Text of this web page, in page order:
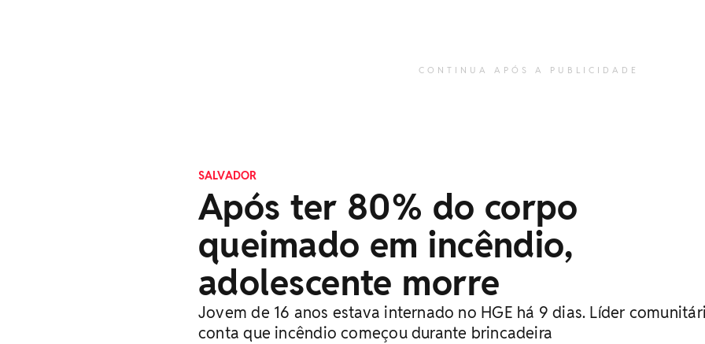
CONTINUA APÓS A PUBLICIDADE
SALVADOR
Após ter 80% do corpo
queimado em incêndio,
adolescente morre
Jovem de 16 anos estava internado no HGE há 9 dias. Líder
conta que incêndio começou durante brincadeira